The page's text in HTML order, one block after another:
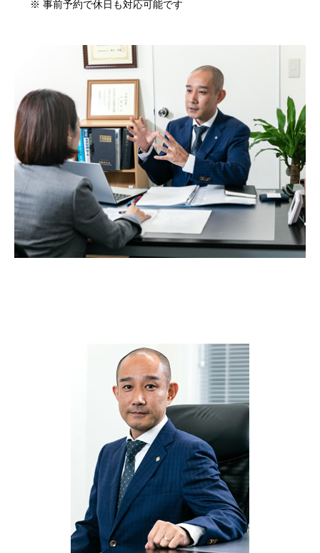
※ 事前予約で休日も対応可能です